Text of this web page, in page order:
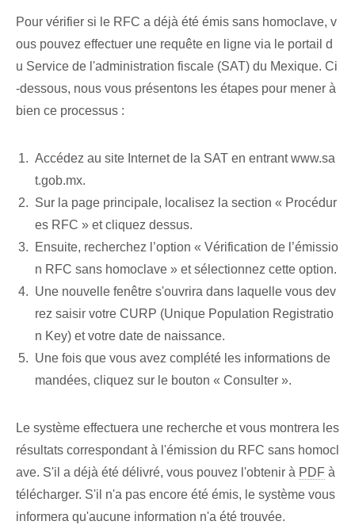
Pour vérifier si le RFC a déjà été émis sans homoclave, v
ous pouvez effectuer une requête en ligne via le portail d
u Service de l'administration fiscale (SAT) du Mexique. Ci
-dessous, nous vous présentons les étapes pour mener à
bien ce processus :
Accédez au site Internet de la SAT en entrant www.sa
t.gob.mx.
Sur la page principale, localisez la section « Procédur
es RFC » et cliquez dessus.
Ensuite, recherchez l’option « Vérification de l’émissio
n RFC sans homoclave » et sélectionnez cette option.
Une nouvelle fenêtre s'ouvrira dans laquelle vous dev
rez saisir votre CURP (Unique Population Registratio
n Key) et votre date de naissance.
Une fois que vous avez complété les informations de
mandées, cliquez sur le bouton « Consulter ».
Le système effectuera une recherche et vous montrera les
résultats correspondant à l'émission du RFC sans homocl
ave. S'il a déjà été délivré, vous pouvez l'obtenir à PDF à
télécharger. S'il n'a pas encore été émis, le système vous
informera qu'aucune information n'a été trouvée.